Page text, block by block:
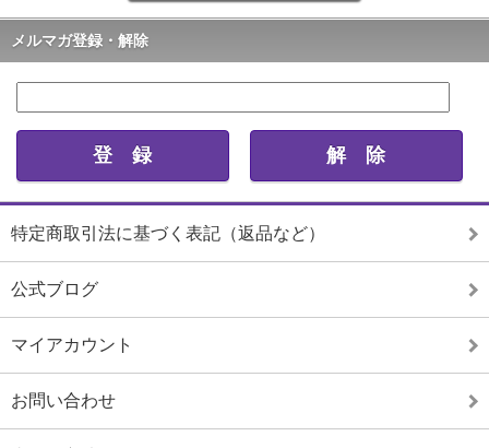
メルマガ登録・解除
特定商取引法に基づく表記（返品など）
公式ブログ
マイアカウント
お問い合わせ